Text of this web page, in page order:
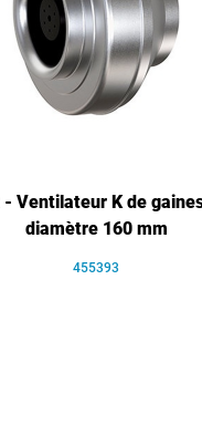
- Ventilateur K de
diamètre 160 mm
455393